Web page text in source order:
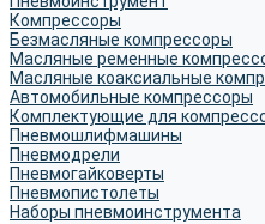
Компрессоры
Безмасляные компрессоры
Масляные ременные
Масляные коаксиальные
Автомобильные компрессоры
Комплектующие для
Пневмошлифмашины
Пневмодрели
Пневмогайковерты
Пневмопистолеты
Наборы пневмоинструмента